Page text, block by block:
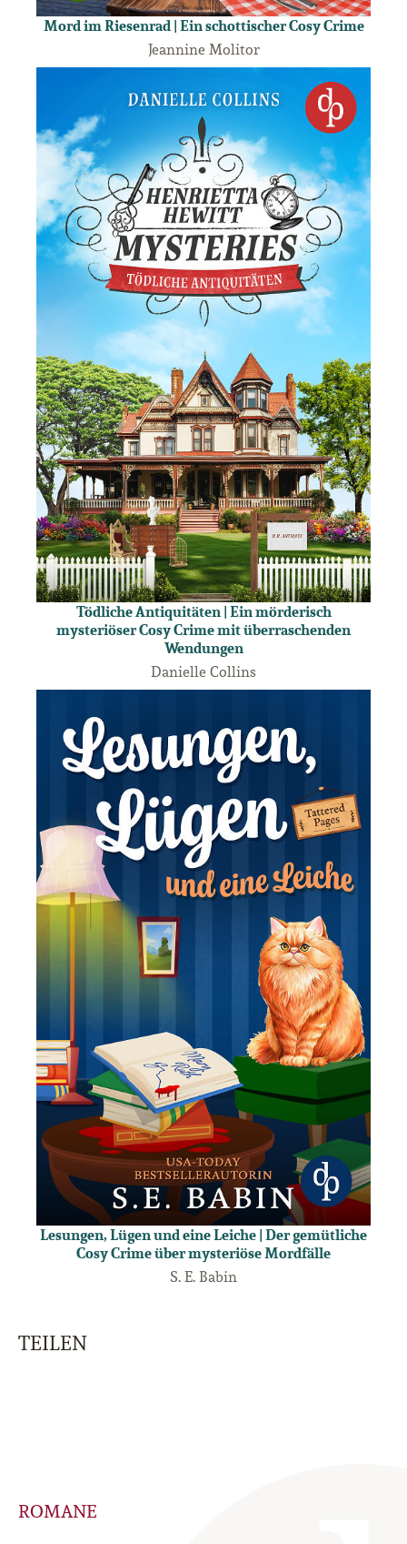
Mord im Riesenrad | Ein schottischer Cosy Crime
Jeannine Molitor
Tödliche Antiquitäten | Ein mörderisch
mysteriöser Cosy Crime mit überraschenden
Wendungen
Danielle Collins
Lesungen, Lügen und eine Leiche | Der gemütliche
Cosy Crime über mysteriöse Mordfälle
S. E. Babin
TEILEN
ROMANE